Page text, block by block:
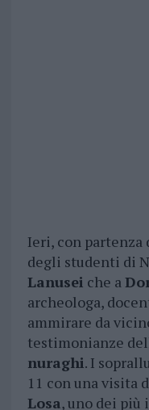
Ieri, con partenza
degli studenti di
Lanusei che a
archeologa,
ammirare da
testimonianze
nuraghi. I
11 con una visita
Losa, uno dei